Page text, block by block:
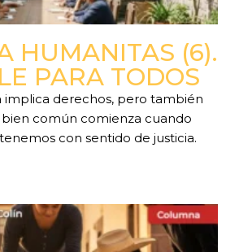
HUMANITAS (6).
PARA TODOS
implica derechos, pero también
bien común comienza cuando
con sentido de justicia.